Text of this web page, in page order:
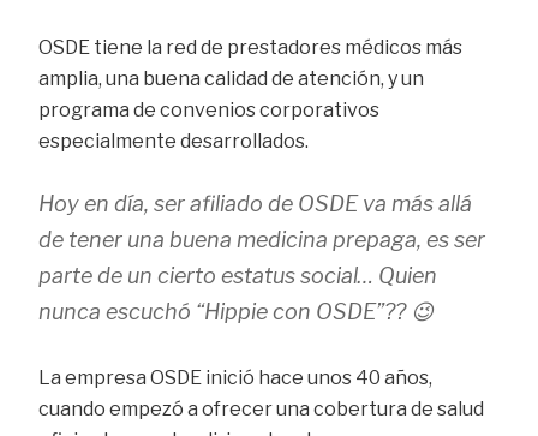
OSDE tiene la red de prestadores médicos más
amplia, una buena calidad de atención, y un
programa de convenios corporativos
especialmente desarrollados.
Hoy en día, ser afiliado de OSDE va más allá
de tener una buena medicina prepaga, es ser
parte de un cierto estatus social… Quien
nunca escuchó “Hippie con OSDE”?? 😉
La empresa OSDE inició hace unos 40 años,
cuando empezó a ofrecer una cobertura de salud